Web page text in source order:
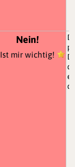
Nein!
Ist mir wichtig!